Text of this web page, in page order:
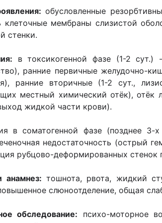
обусловленные
клеточные мембраны слизистой
стенки.
в токсикогенной фазе (1-2 сут.)
ранние первичные желудочно-
ранние вторичные (1-2 сут.,
местный химический отёк), отёк
жидкой части крови).
в соматогенной фазе (позднее 3-
недостаточность (острый
рубцово-деформированных стенок
тошнота, рвота, жидкий
слюноотделение, общая
обследование: психо-моторное